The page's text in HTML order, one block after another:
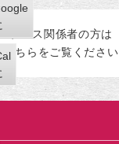
プレス関係者の方は
こちらをご覧ください